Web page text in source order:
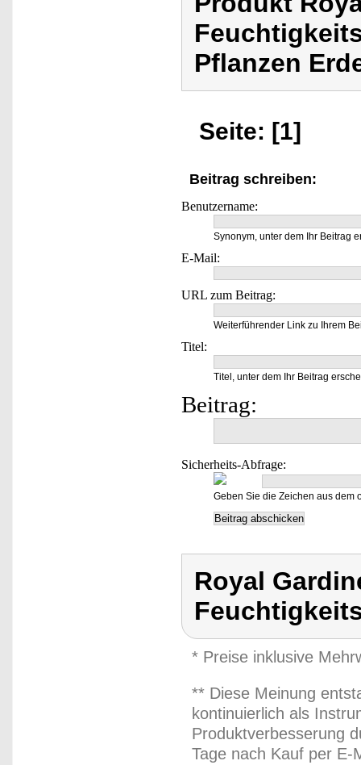
Pflanzen
Seite: [1]
Beitrag schreiben:
Benutzername:
Synonym, unter dem Ihr Beitrag
E-Mail:
URL zum Beitrag:
Weiterführender Link zu Ihrem
Titel:
Titel, unter dem Ihr Beitrag
Beitrag:
Sicherheits-Abfrage:
Geben Sie die Zeichen aus dem
Royal
* Preise inklusive
** Diese Meinung
kontinuierlich als
Produktverbesserung
Tage nach Kauf per E-